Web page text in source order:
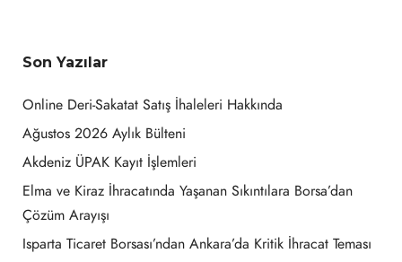
Son Yazılar
Online Deri-Sakatat Satış İhaleleri Hakkında
Ağustos 2026 Aylık Bülteni
Akdeniz ÜPAK Kayıt İşlemleri
Elma ve Kiraz İhracatında Yaşanan Sıkıntılara Borsa’dan
Çözüm Arayışı
Isparta Ticaret Borsası’ndan Ankara’da Kritik İhracat Teması